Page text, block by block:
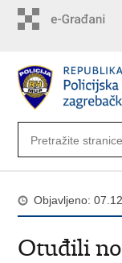
Objavljeno:
Otuđili